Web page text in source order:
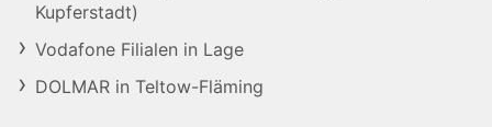
Kupferstadt)
Vodafone Filialen in Lage
DOLMAR in Teltow-Fläming